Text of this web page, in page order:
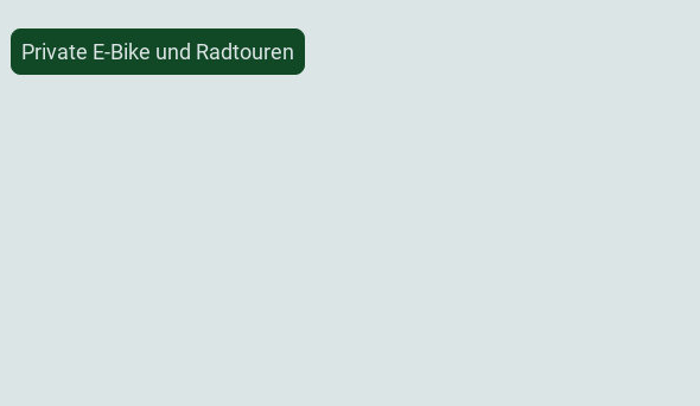
Private E-Bike und Radtouren